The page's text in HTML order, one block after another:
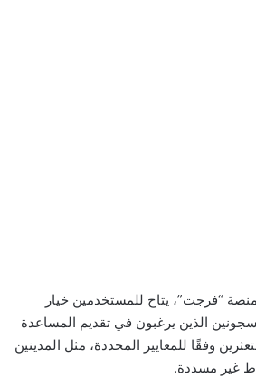
“فرجت”، يتاح للمستخدمين خيار
الذين يرغبون في تقديم المساعدة
وفقًا للمعايير المحددة، مثل المدينين
غير مسددة.